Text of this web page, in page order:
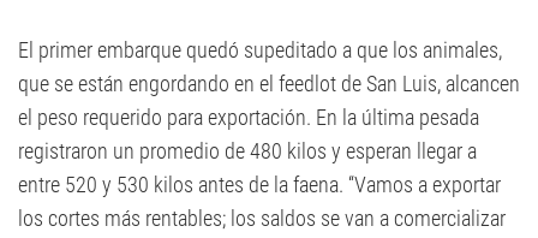
El primer embarque quedó supeditado a que los animales,
que se están engordando en el feedlot de San Luis, alcancen
el peso requerido para exportación. En la última pesada
registraron un promedio de 480 kilos y esperan llegar a
entre 520 y 530 kilos antes de la faena. “Vamos a exportar
los cortes más rentables; los saldos se van a comercializar